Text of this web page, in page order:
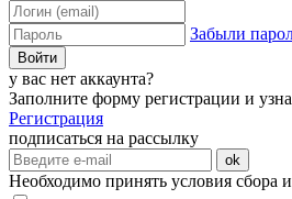
Забыли
Войти
у вас нет аккаунта?
Заполните форму регистрации и
Регистрация
подписаться на рассылку
ok
Необходимо принять условия сбора